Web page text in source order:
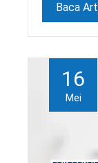
Baca
16
Mei